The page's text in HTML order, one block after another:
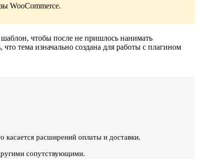
WooCommerce.
чтобы после не пришлось нанимать
тема изначально создана для работы с плагином
касается расширений оплаты и доставки.
сопутствующими.